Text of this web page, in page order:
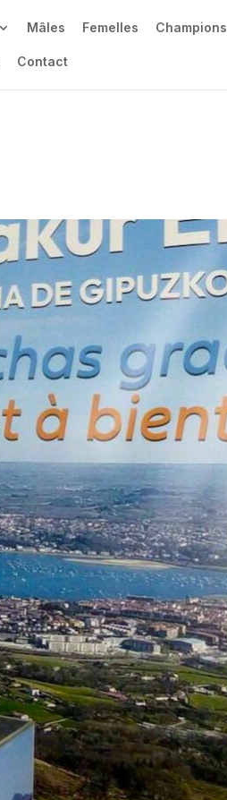
Mâles Femelles Champions
Contact